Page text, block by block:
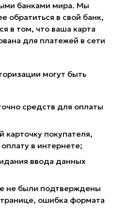
банками мира. Мы
обратиться в свой банк,
в том, что ваша карта
для платежей в сети
могут быть
средств для оплаты
карточку покупателя,
в интернете;
ввода данных
не были подтверждены
ошибка формата